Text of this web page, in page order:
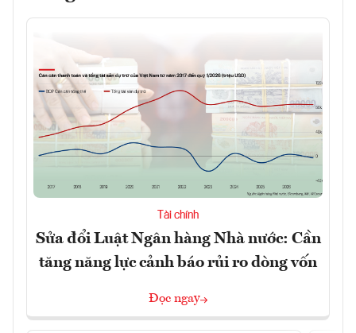
Tài chính
Sửa đổi Luật Ngân hàng Nhà nước: Cần
tăng năng lực cảnh báo rủi ro dòng vốn
Đọc ngay